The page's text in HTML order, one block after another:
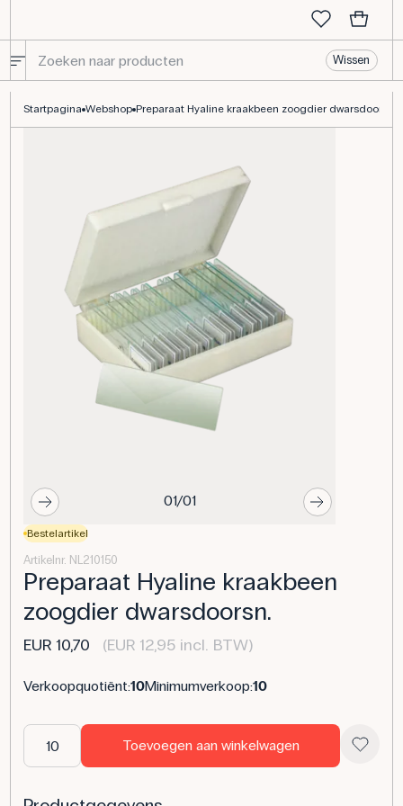
Wissen
Startpagina Webshop Preparaat Hyaline kraakbeen zoogdier dwarsdoorsn.
01/01
Bestelartikel
Artikelnr. NL210150
Preparaat Hyaline kraakbeen
zoogdier dwarsdoorsn.
EUR 10,70 (EUR 12,95 incl. BTW)
Verkoopquotiënt:10Minimumverkoop:10
Toevoegen aan winkelwagen